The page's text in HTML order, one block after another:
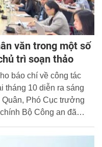
văn trong một số
trì soạn thảo
báo chí về công tác
tháng 10 diễn ra sáng
Phó Cục trưởng
Bộ Công an đã
hội khoá XV tại kỳ